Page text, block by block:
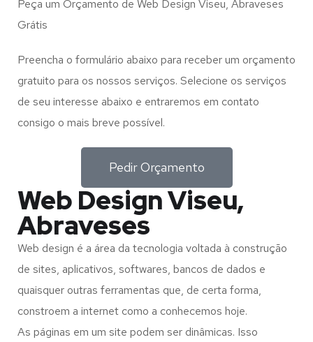
Peça um Orçamento de Web Design Viseu, Abraveses
Grátis
Preencha o formulário abaixo para receber um orçamento
gratuito para os nossos serviços. Selecione os serviços
de seu interesse abaixo e entraremos em contato
consigo o mais breve possível.
Pedir Orçamento
Web Design Viseu,
Abraveses
Web design é a área da tecnologia voltada à construção
de sites, aplicativos, softwares, bancos de dados e
quaisquer outras ferramentas que, de certa forma,
constroem a internet como a conhecemos hoje.
As páginas em um site podem ser dinâmicas. Isso